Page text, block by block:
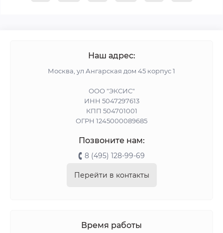
Наш адрес:
Москва, ул Ангарская дом 45 корпус 1
ООО "ЭКСИС"
ИНН 5047297613
КПП 504701001
ОГРН 1245000089685
Позвоните нам:
8 (495) 128-99-69
Перейти в контакты
Время работы